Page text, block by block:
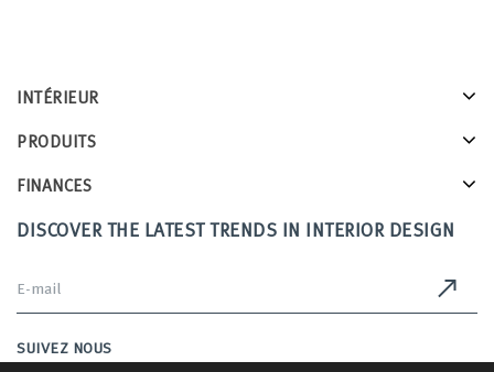
INTÉRIEUR
PRODUITS
FINANCES
DISCOVER THE LATEST TRENDS IN INTERIOR DESIGN
SUIVEZ NOUS